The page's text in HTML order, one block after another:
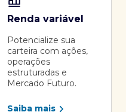
Renda variável
Potencialize sua
carteira com ações,
operações
estruturadas e
Mercado Futuro.
Saiba mais